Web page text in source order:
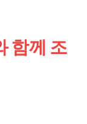
함께 조